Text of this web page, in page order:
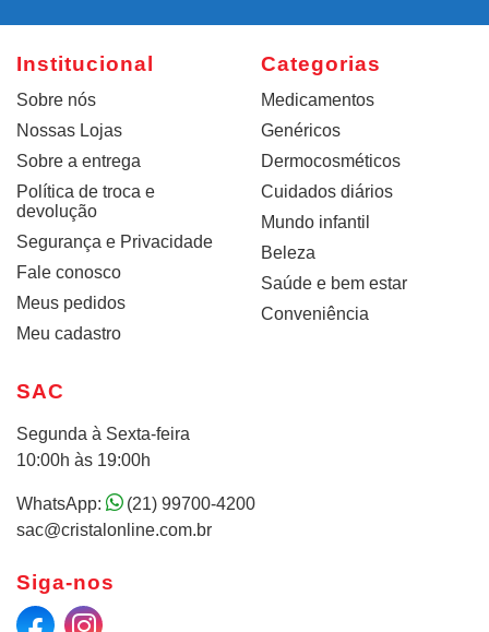
Institucional
Sobre nós
Nossas Lojas
Sobre a entrega
Política de troca e
devolução
Segurança e Privacidade
Fale conosco
Meus pedidos
Meu cadastro
Categorias
Medicamentos
Genéricos
Dermocosméticos
Cuidados diários
Mundo infantil
Beleza
Saúde e bem estar
Conveniência
SAC
Segunda à Sexta-feira
10:00h às 19:00h
WhatsApp:
(21) 99700-4200
sac@cristalonline.com.br
Siga-nos